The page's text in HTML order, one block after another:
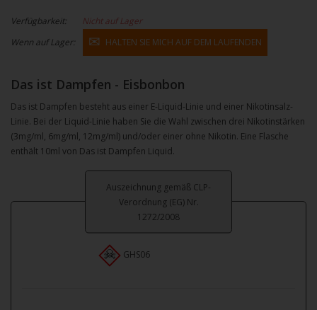
Verfügbarkeit:
Nicht auf Lager
Wenn auf Lager:
HALTEN SIE MICH AUF DEM LAUFENDEN
Das ist Dampfen - Eisbonbon
Das ist Dampfen besteht aus einer E-Liquid-Linie und einer Nikotinsalz-
Linie. Bei der Liquid-Linie haben Sie die Wahl zwischen drei Nikotinstärken
(3mg/ml, 6mg/ml, 12mg/ml) und/oder einer ohne Nikotin. Eine Flasche
enthält 10ml von Das ist Dampfen Liquid.
Auszeichnung gemäß CLP-
Verordnung (EG) Nr.
1272/2008
GHS06